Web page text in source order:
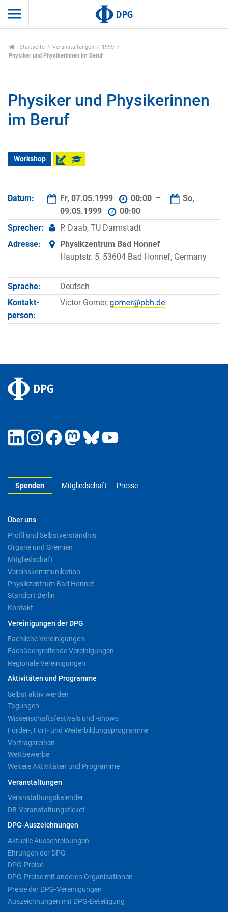
Startseite Veranstaltungen
1999
Physiker und Physikerinnen im Beruf
Physiker und Physikerinnen
im Beruf
Workshop
Datum: Fr, 07.05.1999 00:00 –
So,
09.05.1999
00:00
Sprecher:
P. Daab, TU Darmstadt
Adresse:
Physikzentrum Bad Honnef
Hauptstr. 5, 53604 Bad Honnef, Germany
Sprache:
Deutsch
Kontakt­
person:
Victor Gomer,
Spenden Mitgliedschaft Presse
Über uns
Profil und Selbstverständnis
Organe und Gremien
Mitgliedschaft
Vereinskommunikation
Physikzentrum Bad Honnef
Standort Berlin
Kontakt
Vereinigungen der DPG
Fachliche Vereinigungen
Fachübergreifende Vereinigungen
Regionale Vereinigungen
Aktivitäten und Programme
Selbst aktiv werden
Tagungen
Wissenschaftsfestivals und -shows
Förder-, Fort- und Weiterbildungsprogramme
Vortragsreihen
Wettbewerbe
Weitere Aktivitäten und Programme
Veranstaltungen
Veranstaltungskalender
DB-Veranstaltungsticket
DPG-Auszeichnungen
Aktuelle Ausschreibungen
Ehrungen der DPG
DPG-Preise
DPG-Preise mit anderen Organisationen
Preise der DPG-Vereinigungen
Auszeichnungen mit DPG-Beteiligung